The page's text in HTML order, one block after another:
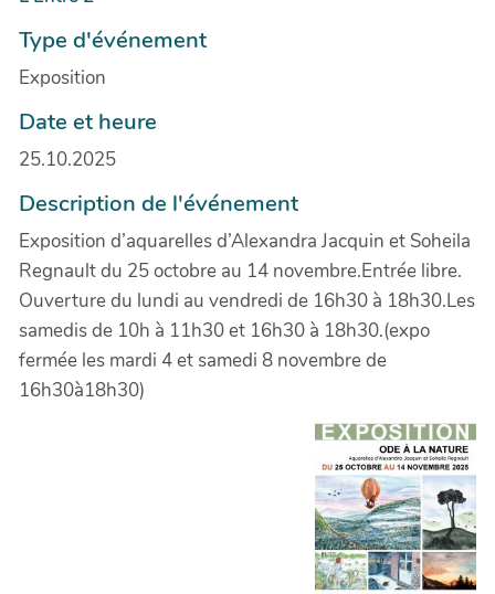
Type d'événement
Exposition
Date et heure
25.10.2025
Description de l'événement
Exposition d’aquarelles d’Alexandra Jacquin et Soheila
Regnault du 25 octobre au 14 novembre.Entrée libre.
Ouverture du lundi au vendredi de 16h30 à 18h30.Les
samedis de 10h à 11h30 et 16h30 à 18h30.(expo
fermée les mardi 4 et samedi 8 novembre de
16h30à18h30)